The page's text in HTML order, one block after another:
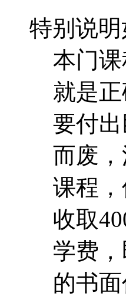
特别说
本门
就是
要付
而废
课程
收取
学费
的书